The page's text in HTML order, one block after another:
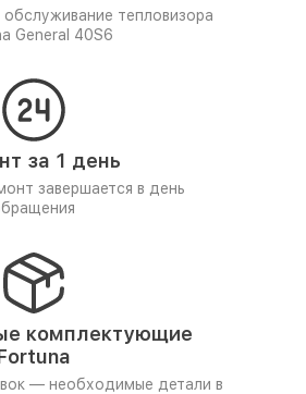
тепловизора
General 40S6
за 1 день
завершается в день
комплектующие
— необходимые детали в